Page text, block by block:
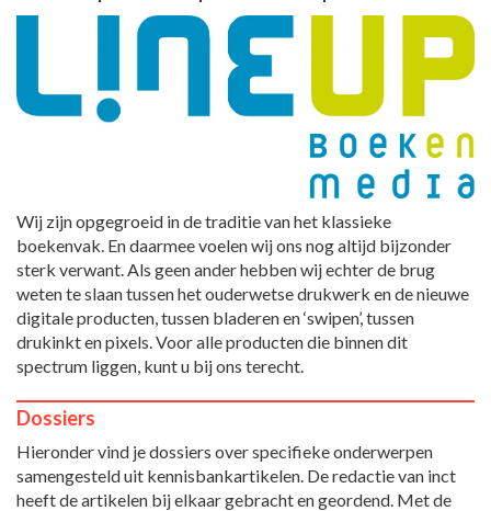
Wij zijn opgegroeid in de traditie van het klassieke
boekenvak. En daarmee voelen wij ons nog altijd bijzonder
sterk verwant. Als geen ander hebben wij echter de brug
weten te slaan tussen het ouderwetse drukwerk en de nieuwe
digitale producten, tussen bladeren en ‘swipen’, tussen
drukinkt en pixels. Voor alle producten die binnen dit
spectrum liggen, kunt u bij ons terecht.
Dossiers
Hieronder vind je dossiers over specifieke onderwerpen
samengesteld uit kennisbankartikelen. De redactie van inct
heeft de artikelen bij elkaar gebracht en geordend. Met de